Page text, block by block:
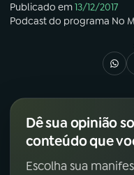
Publicado em13/12/2017
Podcastdo programa No
Dê sua opinião
conteúdo que
Escolha sua